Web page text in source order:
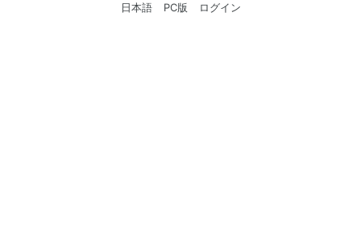
日本語 PC版 ログイン